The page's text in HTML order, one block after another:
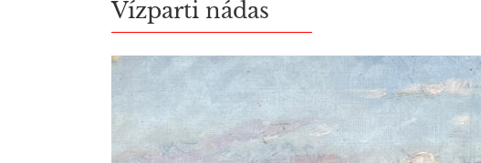
Vízparti nádas